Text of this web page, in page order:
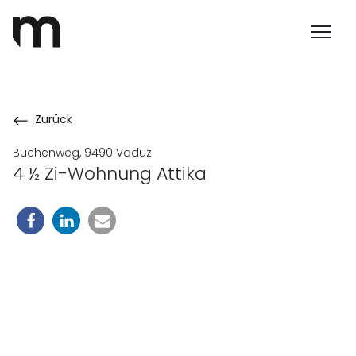
Zurück
Buchenweg, 9490 Vaduz
4 ½ Zi-Wohnung Attika